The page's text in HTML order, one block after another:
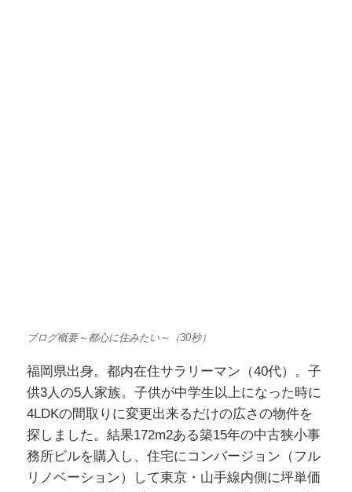
務所ビルを購入し、住宅にコンバージョン（フル
230万円で個性的な初マイホームを手に入れて大
満足しています。
⇒プロフィールはこちら
⇒ブログ概要（物件概要と値引き経緯）はこちら